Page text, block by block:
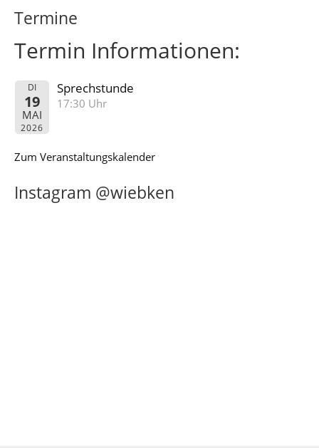
Termine
Termin Informationen:
DI
19
MAI
2026
Sprechstunde
17:30 Uhr
Zum Veranstaltungskalender
Instagram @wiebken